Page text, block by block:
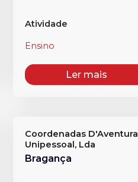
Atividade
Ensino
Ler mais
Coordenadas D'Aventura
Unipessoal, Lda
Bragança